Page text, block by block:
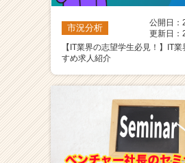
市況分析
公開日：
更新日：
【IT業界の志望学生必見！】IT
すめ求人紹介